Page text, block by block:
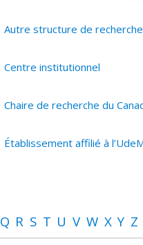
Autre structure de
Centre institutionnel
Chaire de recherche du
Établissement affilié à
Q R S T U V W X Y Z